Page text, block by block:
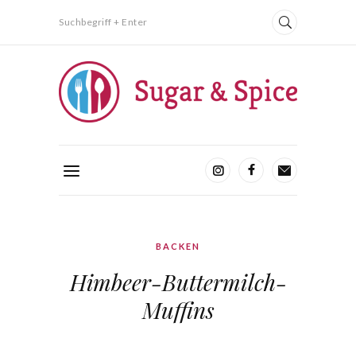
Suchbegriff + Enter
BACKEN
Himbeer-Buttermilch-
Muffins